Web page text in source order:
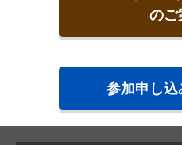
のご
参加申し